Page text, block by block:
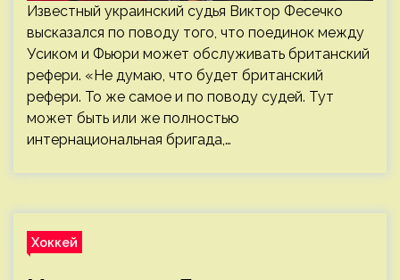
Известный украинский судья Виктор Фесечко
высказался по поводу того, что поединок между
Усиком и Фьюри может обслуживать британский
рефери. «Не думаю, что будет британский
рефери. То же самое и по поводу судей. Тут
может быть или же полностью
интернациональная бригада,…
Хоккей